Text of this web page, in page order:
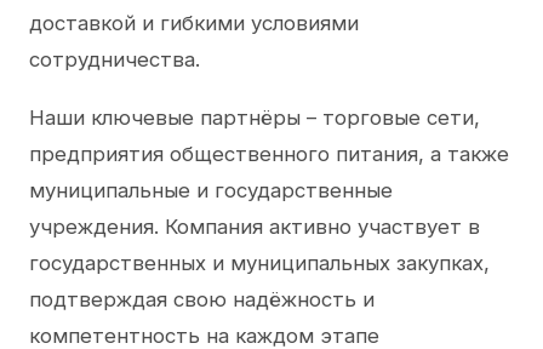
доставкой и гибкими условиями
сотрудничества.
Наши ключевые партнёры – торговые сети,
предприятия общественного питания, а также
муниципальные и государственные
учреждения. Компания активно участвует в
государственных и муниципальных закупках,
подтверждая свою надёжность и
компетентность на каждом этапе